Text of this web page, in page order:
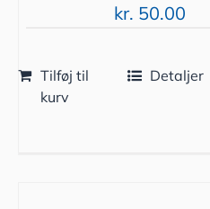
kr. 50.00
Tilføj til
kurv
Detaljer